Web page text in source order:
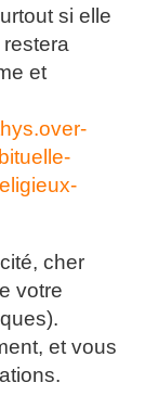
si elle
et
cher
votre
et vous